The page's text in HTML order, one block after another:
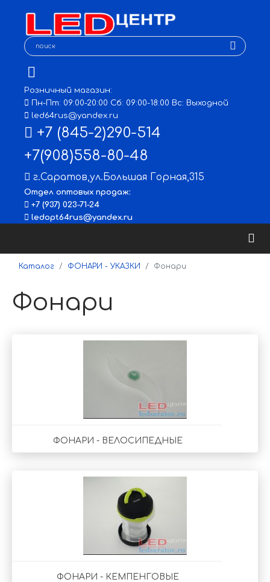
Розничный магазин:
Пн-Пт: 09:00-20:00 Сб: 09:00-18:00 Вс: Выходной
led64rus@yandex.ru
+7 (845-2)290-514
+7(908)558-80-48
г.Саратов,ул.Большая Горная,315
Отдел оптовых продаж:
+7 (937) 023-71-24
ledopt64rus@yandex.ru
Каталог ФОНАРИ - УКАЗКИ Фонари
Фонари
ФОНАРИ - ВЕЛОСИПЕДНЫЕ
ФОНАРИ - КЕМПЕНГОВЫЕ